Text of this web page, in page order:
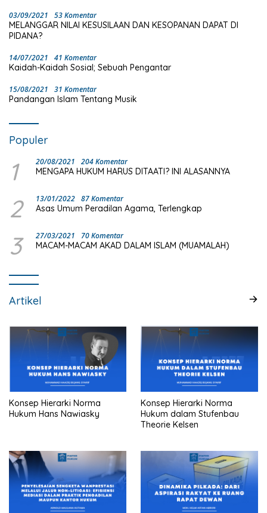
03/09/2021 53 Komentar
MELANGGAR NILAI KESUSILAAN DAN KESOPANAN DAPAT DI
PIDANA?
14/07/2021 41 Komentar
Kaidah-Kaidah Sosial; Sebuah Pengantar
15/08/2021 31 Komentar
Pandangan Islam Tentang Musik
Populer
1 20/08/2021 204 Komentar
MENGAPA HUKUM HARUS DITAATI? INI ALASANNYA
2 13/01/2022 87 Komentar
Asas Umum Peradilan Agama, Terlengkap
3 27/03/2021 70 Komentar
MACAM-MACAM AKAD DALAM ISLAM (MUAMALAH)
Artikel
Konsep Hierarki Norma
Hukum Hans Nawiasky
Konsep Hierarki Norma
Hukum dalam Stufenbau
Theorie Kelsen